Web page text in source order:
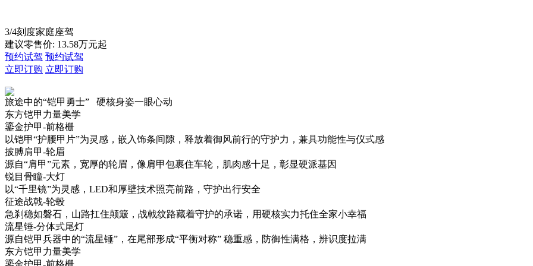
3/4刻度家庭座驾
建议零售价: 13.58万元起
预约试驾 预约试驾
立即订购 立即订购
旅途中的“铠甲勇士” 硬核身姿一眼心动
东方铠甲力量美学
鎏金护甲-前格栅
以铠甲“护腰甲片”为灵感，嵌入饰条间隙，释放着御风前行的守护力，兼具功能性与仪式感
披膊肩甲-轮眉
源自“肩甲”元素，宽厚的轮眉，像肩甲包裹住车轮，肌肉感十足，彰显硬派基因
锐目骨瞳-大灯
以“千里镜”为灵感，LED和厚壁技术照亮前路，守护出行安全
征途战戟-轮毂
急刹稳如磐石，山路扛住颠簸，战戟纹路藏着守护的承诺，用硬核实力托住全家小幸福
流星锤-分体式尾灯
源自铠甲兵器中的“流星锤”，在尾部形成“平衡对称” 稳重感，防御性满格，辨识度拉满
东方铠甲力量美学
鎏金护甲-前格栅